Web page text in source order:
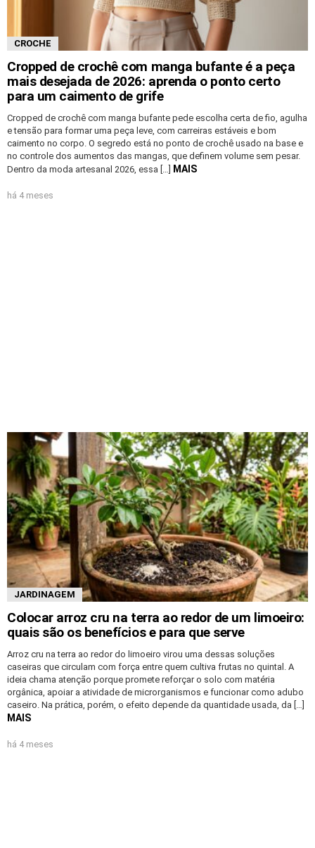
CROCHE
Cropped de crochê com manga bufante é a peça
mais desejada de 2026: aprenda o ponto certo
para um caimento de grife
Cropped de crochê com manga bufante pede escolha certa de fio, agulha
e tensão para formar uma peça leve, com carreiras estáveis e bom
caimento no corpo. O segredo está no ponto de crochê usado na base e
no controle dos aumentos das mangas, que definem volume sem pesar.
Dentro da moda artesanal 2026, essa […]
MAIS
há 4 meses
JARDINAGEM
Colocar arroz cru na terra ao redor de um limoeiro:
quais são os benefícios e para que serve
Arroz cru na terra ao redor do limoeiro virou uma dessas soluções
caseiras que circulam com força entre quem cultiva frutas no quintal. A
ideia chama atenção porque promete reforçar o solo com matéria
orgânica, apoiar a atividade de microrganismos e funcionar como adubo
caseiro. Na prática, porém, o efeito depende da quantidade usada, da […]
MAIS
há 4 meses